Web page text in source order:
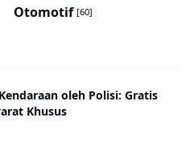
Otomotif [60]
oleh Polisi: Gratis
Khusus